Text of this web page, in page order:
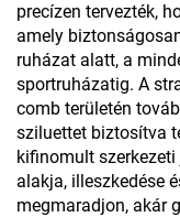
precízen tervezték,
amely
ruházat alatt, a
sportruházatig. A
comb területén
sziluettet biztosítva
kifinomult
alakja, illeszkedése
megmaradjon, akár